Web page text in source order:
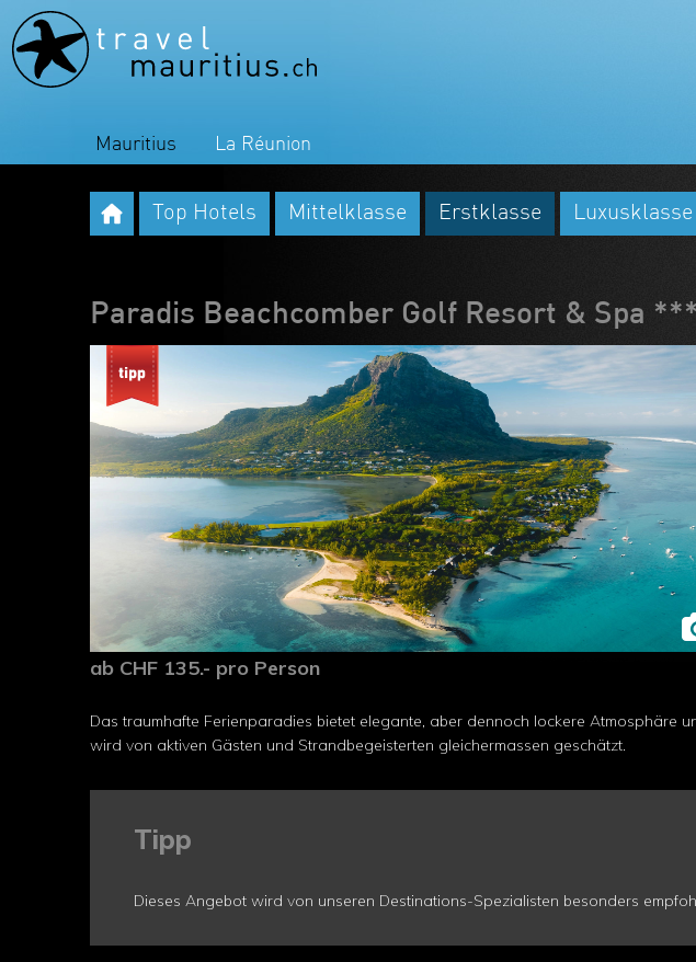
Mauritius La Réunion
Top Hotels Mittelklasse Erstklasse Luxusklasse
Paradis Beachcomber Golf Resort & Spa
ab CHF 135.- pro Person
Das traumhafte Ferienparadies bietet elegante, aber dennoch lockere Atmosphäre
wird von aktiven Gästen und Strandbegeisterten gleichermassen geschätzt.
Tipp
Dieses Angebot wird von unseren Destinations-Spezialisten besonders